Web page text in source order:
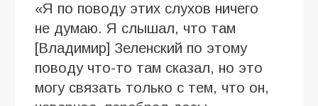
«Я по поводу этих слухов ничего
не думаю. Я слышал, что там
[Владимир] Зеленский по этому
поводу что-то там сказал, но это
могу связать только с тем, что он,